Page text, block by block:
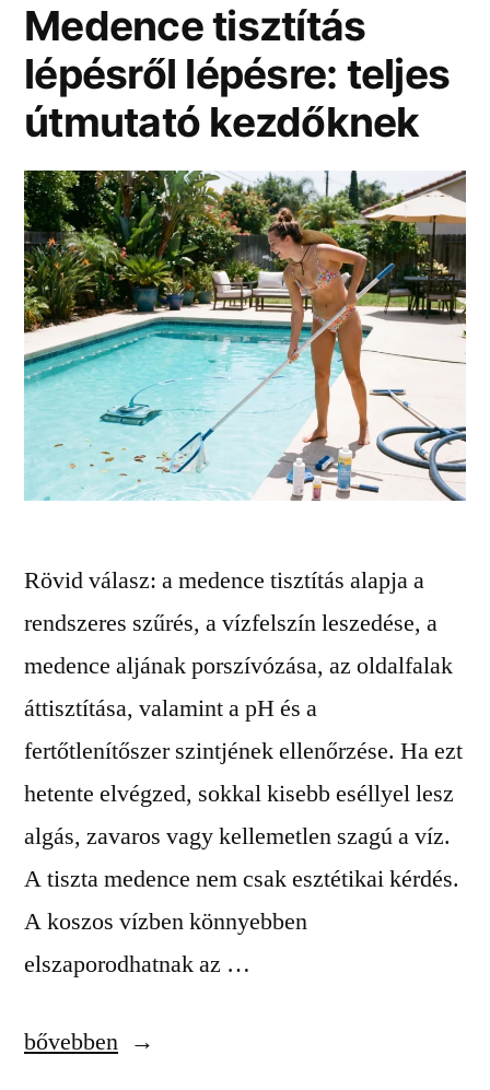
Medence tisztítás
lépésről lépésre: teljes
útmutató kezdőknek
Rövid válasz: a medence tisztítás alapja a
rendszeres szűrés, a vízfelszín leszedése, a
medence aljának porszívózása, az oldalfalak
áttisztítása, valamint a pH és a
fertőtlenítőszer szintjének ellenőrzése. Ha ezt
hetente elvégzed, sokkal kisebb eséllyel lesz
algás, zavaros vagy kellemetlen szagú a víz.
A tiszta medence nem csak esztétikai kérdés.
A koszos vízben könnyebben
elszaporodhatnak az …
„Medence
bővebben